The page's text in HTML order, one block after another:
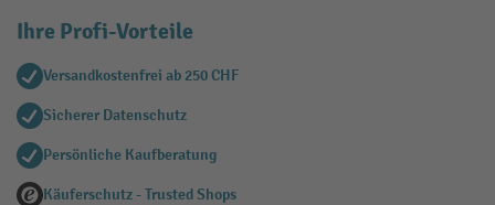
Ihre Profi-Vorteile
Versandkostenfrei ab 250 CHF
Sicherer Datenschutz
Persönliche Kaufberatung
Käuferschutz - Trusted Shops